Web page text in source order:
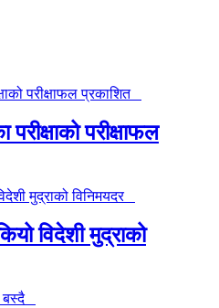
परीक्षाफल
विदेशी मुद्राको